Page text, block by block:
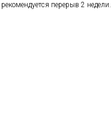
перерыв 2 недели.